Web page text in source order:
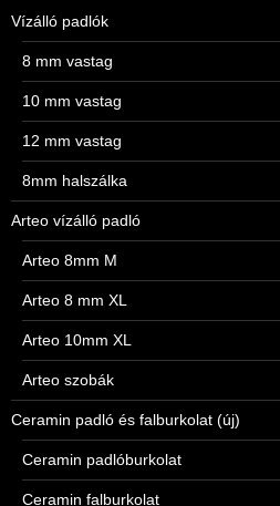
Vízálló padlók
8 mm vastag
10 mm vastag
12 mm vastag
8mm halszálka
Arteo vízálló padló
Arteo 8mm M
Arteo 8 mm XL
Arteo 10mm XL
Arteo szobák
Ceramin padló és falburkolat (új)
Ceramin padlóburkolat
Ceramin falburkolat